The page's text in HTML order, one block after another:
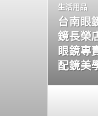
生活用品
台南眼
鏡長榮
眼鏡專
配鏡美